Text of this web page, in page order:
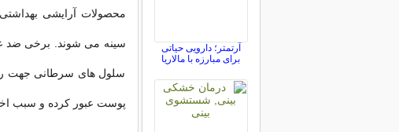
محصولات آرایشی
سینه می شوند. برخی ضد
سلول های سرطانی جهت
پوست عبور کرده و سبب
آرتمتر؛ دارویی حیاتی
برای مبارزه با مالاریا